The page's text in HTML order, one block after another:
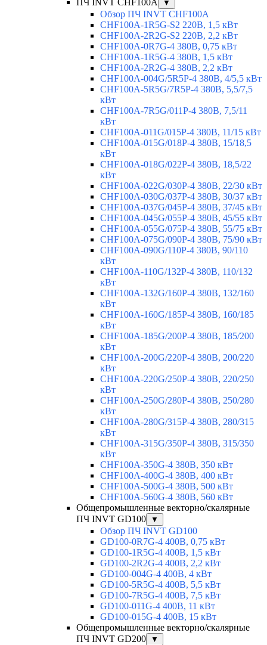
ПЧ INVT CHF100A ▼
Обзор ПЧ INVT CHF100A
CHF100A-1R5G-S2 220В, 1,5 кВт
CHF100A-2R2G-S2 220В, 2,2 кВт
CHF100A-0R7G-4 380В, 0,75 кВт
CHF100A-1R5G-4 380В, 1,5 кВт
CHF100A-2R2G-4 380В, 2,2 кВт
CHF100A-004G/5R5P-4 380В, 4/5,5 кВт
CHF100A-5R5G/7R5P-4 380В, 5,5/7,5
кВт
CHF100A-7R5G/011P-4 380В, 7,5/11
кВт
CHF100A-011G/015P-4 380В, 11/15 кВт
CHF100A-015G/018P-4 380В, 15/18,5
кВт
CHF100A-018G/022P-4 380В, 18,5/22
кВт
CHF100A-022G/030P-4 380В, 22/30 кВт
CHF100A-030G/037P-4 380В, 30/37 кВт
CHF100A-037G/045P-4 380В, 37/45 кВт
CHF100A-045G/055P-4 380В, 45/55 кВт
CHF100A-055G/075P-4 380В, 55/75 кВт
CHF100A-075G/090P-4 380В, 75/90 кВт
CHF100A-090G/110P-4 380В, 90/110
кВт
CHF100A-110G/132P-4 380В, 110/132
кВт
CHF100A-132G/160P-4 380В, 132/160
кВт
CHF100A-160G/185P-4 380В, 160/185
кВт
CHF100A-185G/200P-4 380В, 185/200
кВт
CHF100A-200G/220P-4 380В, 200/220
кВт
CHF100A-220G/250P-4 380В, 220/250
кВт
CHF100A-250G/280P-4 380В, 250/280
кВт
CHF100A-280G/315P-4 380В, 280/315
кВт
CHF100A-315G/350P-4 380В, 315/350
кВт
CHF100A-350G-4 380В, 350 кВт
CHF100A-400G-4 380В, 400 кВт
CHF100A-500G-4 380В, 500 кВт
CHF100A-560G-4 380В, 560 кВт
Общепромышленные векторно/скалярные
ПЧ INVT GD100
▼
Обзор ПЧ INVT GD100
GD100-0R7G-4 400В, 0,75 кВт
GD100-1R5G-4 400В, 1,5 кВт
GD100-2R2G-4 400В, 2,2 кВт
GD100-004G-4 400В, 4 кВт
GD100-5R5G-4 400В, 5,5 кВт
GD100-7R5G-4 400В, 7,5 кВт
GD100-011G-4 400В, 11 кВт
GD100-015G-4 400В, 15 кВт
Общепромышленные векторно/скалярные
ПЧ INVT GD200
▼